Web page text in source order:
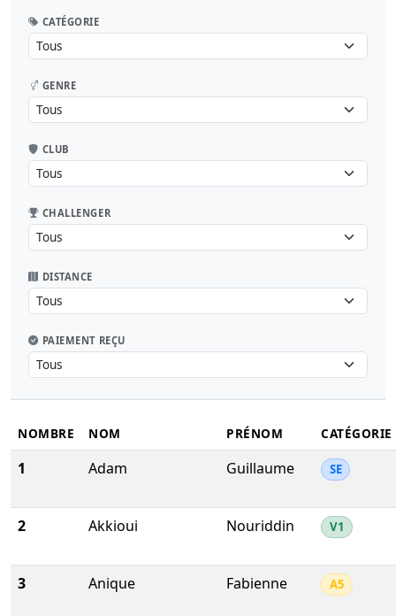
CATÉGORIE
GENRE
CLUB
CHALLENGER
DISTANCE
PAIEMENT REÇU
NOMBRE NOM PRÉNOM CATÉGORIE
1 Adam Guillaume SE
2 Akkioui Nouriddin V1
3 Anique Fabienne A5